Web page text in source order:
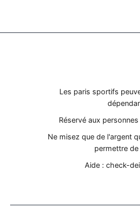
Les paris sportifs
Réservé aux
Ne misez que de l'argent
permettre de
Aide : check-